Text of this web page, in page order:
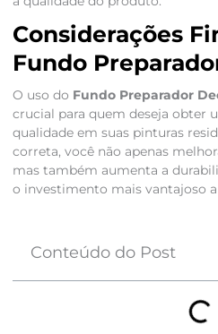
Considerações
Fundo
O uso do Fundo Preparador
crucial para quem deseja obter
qualidade em suas pinturas
correta, você não apenas
mas também aumenta a
o investimento mais vantajoso
Conteúdo do Post